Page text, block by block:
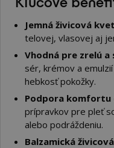
Jemná živicová
telovej, vlasovej aj
Vhodná pre zrelú a
sér, krémov a
hebkosť pokožky.
Podpora komfortu
prípravkov pre pleť
alebo podráždeniu.
Balzamická